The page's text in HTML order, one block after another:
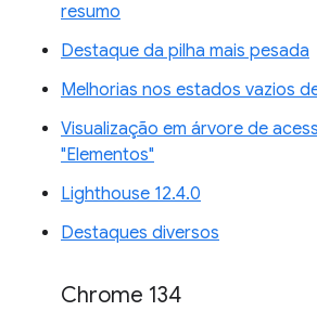
resumo
Destaque da pilha mais pesada
Melhorias nos estados vazios
Visualização em árvore de
"Elementos"
Lighthouse 12.4.0
Destaques diversos
Chrome 134